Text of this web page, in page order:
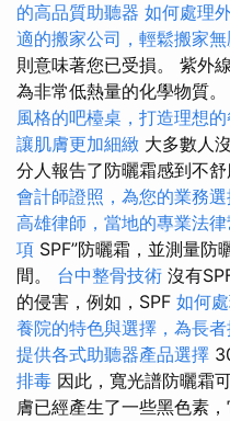
的高品質助聽器 如何處理
適的搬家公司，輕鬆搬家無
則意味著您已受損。 紫外
為非常低熱量的化學物質
風格的吧檯桌，打造理想
讓肌膚更加細緻 大多數人
分人報告了防曬霜感到不舒
會計師證照，為您的業務
高雄律師，當地的專業法
項 SPF”防曬霜，並測量防
間。 台中整骨技術 沒有
的侵害，例如，SPF 如何
養院的特色與選擇，為長
提供各式助聽器產品選擇
排毒 因此，寬光譜防曬霜
膚已經產生了一些黑色素